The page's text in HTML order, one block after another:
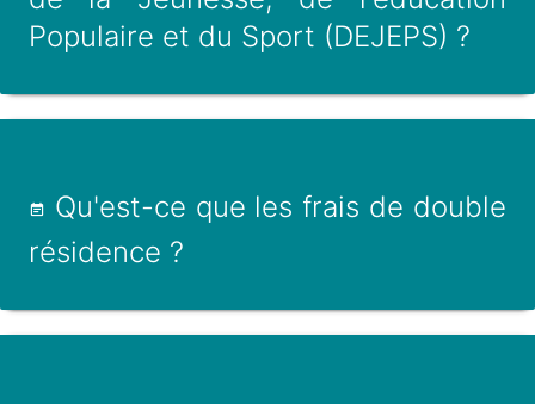
Populaire et du Sport (DEJEPS) ?
Qu'est-ce que les frais de double
résidence ?